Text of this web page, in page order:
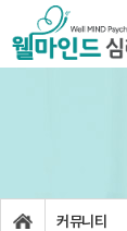
커뮤니티